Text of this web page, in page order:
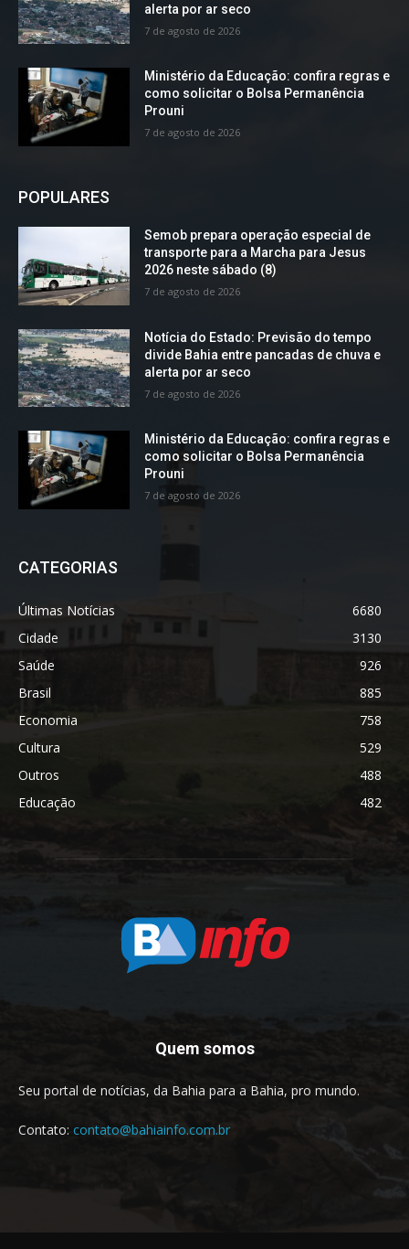
alerta por ar seco
7 de agosto de 2026
Ministério da Educação: confira regras e
como solicitar o Bolsa Permanência
Prouni
7 de agosto de 2026
POPULARES
Semob prepara operação especial de
transporte para a Marcha para Jesus
2026 neste sábado (8)
7 de agosto de 2026
Notícia do Estado: Previsão do tempo
divide Bahia entre pancadas de chuva e
alerta por ar seco
7 de agosto de 2026
Ministério da Educação: confira regras e
como solicitar o Bolsa Permanência
Prouni
7 de agosto de 2026
CATEGORIAS
Últimas Notícias
6680
Cidade
3130
Saúde
926
Brasil
885
Economia
758
Cultura
529
Outros
488
Educação
482
Quem somos
Seu portal de notícias, da Bahia para a Bahia, pro mundo.
Contato: contato@bahiainfo.com.br